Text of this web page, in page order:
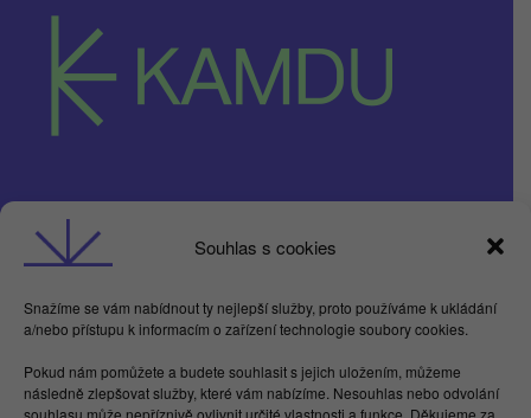
Souhlas s cookies
Snažíme se vám nabídnout ty nejlepší služby, proto používáme k ukládání
a/nebo přístupu k informacím o zařízení technologie soubory cookies.
Pokud nám pomůžete a budete souhlasit s jejich uložením, můžeme
následně zlepšovat služby, které vám nabízíme. Nesouhlas nebo odvolání
souhlasu může nepříznivě ovlivnit určité vlastnosti a funkce. Děkujeme za
Obchodní podmínky
GDPR
Butterflies For Future, z.ú. Londýnská 254/7,
Vinohrady
Praha 2 120 00